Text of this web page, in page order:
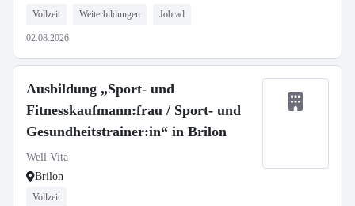
Vollzeit Weiterbildungen Jobrad
02.08.2026
Ausbildung „Sport- und
Fitnesskaufmann:frau / Sport- und
Gesundheitstrainer:in“ in Brilon
Well Vita
Brilon
Vollzeit